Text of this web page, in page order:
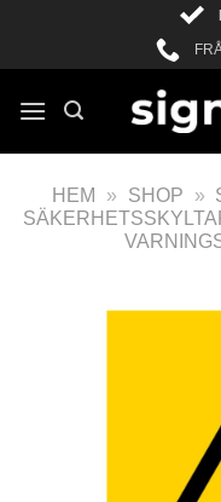
HEM » SHOP »